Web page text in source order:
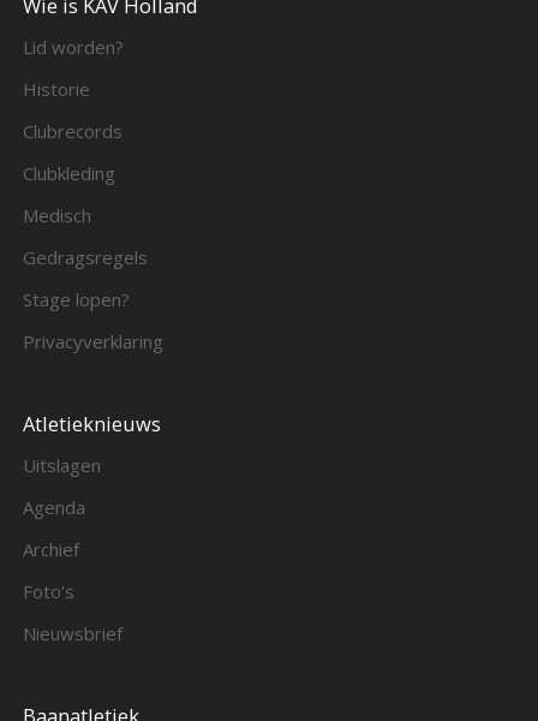
Lid worden?
Historie
Clubrecords
Clubkleding
Medisch
Gedragsregels
Stage lopen?
Privacyverklaring
Atletieknieuws
Uitslagen
Agenda
Archief
Foto’s
Nieuwsbrief
Baanatletiek